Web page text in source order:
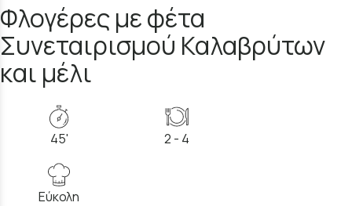
Φλογέρες με φέτα
Συνεταιρισμού Καλαβρύτων
και μέλι
45' 2 - 4
Εύκολη